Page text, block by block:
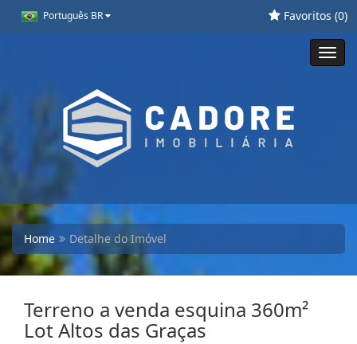
Português BR Favoritos (0)
Home Detalhe do Imóvel
Terreno a venda esquina 360m²
Lot Altos das Graças